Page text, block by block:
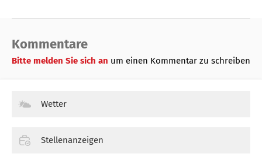
Kommentare
Bitte melden Sie sich an um einen Kommentar zu schreiben
Wetter
Stellenanzeigen